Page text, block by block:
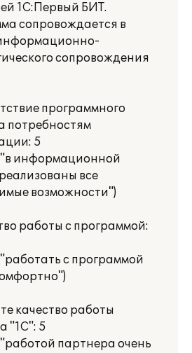
1С:Первый БИТ.
сопровождается в
сопровождения
программного
потребностям
5
"в информационной
все
возможности")
работы с программой:
с программой
качество работы
"1С": 5
"работой партнера очень